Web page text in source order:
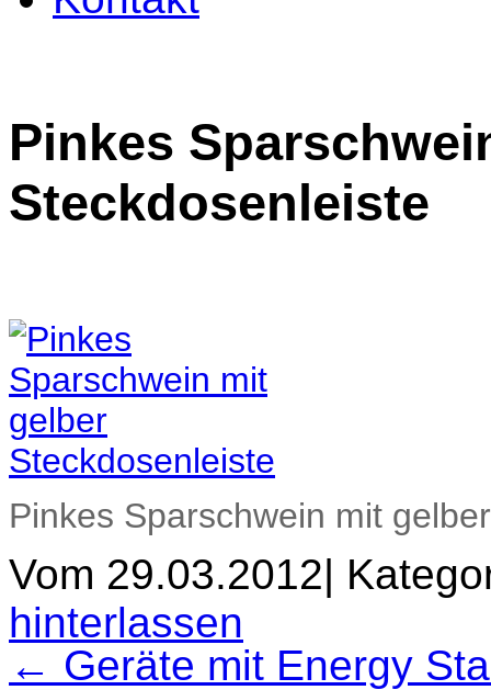
Pinkes
Steckdosenleiste
Pinkes Sparschwein mit
Vom 29.03.2012|
hinterlassen
← Geräte mit Energy